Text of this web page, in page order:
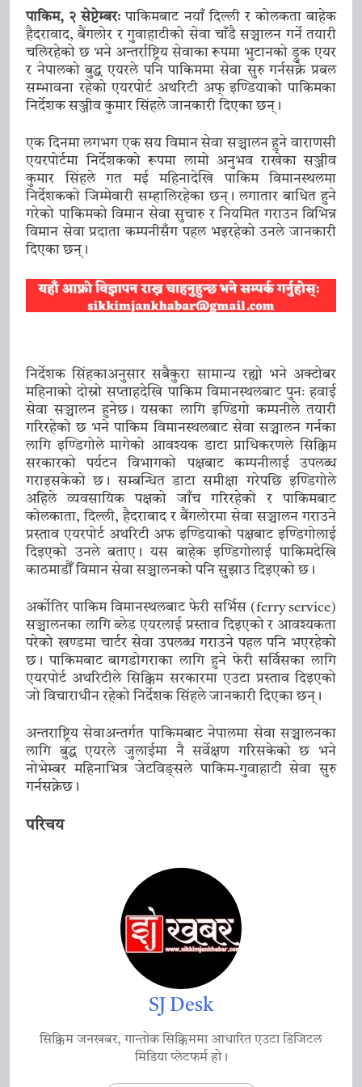
मुख्यमन्त्री प्रेमसिंह तामाङले गरे नयाँ
दिल्लीमा भाजपा राष्ट्रिय कार्यकारी अध्यक्ष
नितिन नवीनसँग भेट
10 January 2026
मुख्यमन्त्री तामाङले गरे केन्द्रीय कानुन
तथा न्याय राज्यमन्त्री अर्जुन राम
मेघवालसँग नयाँ भेट
10 January 2026
पाकिम, २ सेप्टेम्बरः पाकिमबाट नयाँ दिल्ली र कोलकता बाहेक
हैदरावाद, बैंगलोर र गुवाहाटीको सेवा चाँडै सञ्चालन गर्ने तयारी
चलिरहेको छ भने अन्तर्राष्ट्रिय सेवाका रूपमा भुटानको ड्रुक एयर
र नेपालको बुद्ध एयरले पनि पाकिममा सेवा सुरु गर्नसक्ने प्रबल
सम्भावना रहेको एयरपोर्ट अथरिटी अफ् इण्डियाको पाकिमका
निर्देशक सञ्जीव कुमार सिंहले जानकारी दिएका छन्।
एक दिनमा लगभग एक सय विमान सेवा सञ्चालन हुने वाराणसी
एयरपोर्टमा निर्देशकको रूपमा लामो अनुभव राखेका सञ्जीव
कुमार सिंहले गत मई महिनादेखि पाकिम विमानस्थलमा
निर्देशकको जिम्मेवारी सम्हालिरहेका छन्। लगातार बाधित हुने
गरेको पाकिमको विमान सेवा सुचारु र नियमित गराउन विभिन्न
विमान सेवा प्रदाता कम्पनीसँग पहल भइरहेको उनले जानकारी
दिएका छन्।
निर्देशक सिंहकाअनुसार सबैकुरा सामान्य रह्यो भने अक्टोबर
महिनाको दोस्रो सप्ताहदेखि पाकिम विमानस्थलबाट पुनः हवाई
सेवा सञ्चालन हुनेछ। यसका लागि इण्डिगो कम्पनीले तयारी
गरिरहेको छ भने पाकिम विमानस्थलबाट सेवा सञ्चालन गर्नका
लागि इण्डिगोले मागेको आवश्यक डाटा प्राधिकरणले सिक्किम
सरकारको पर्यटन विभागको पक्षबाट कम्पनीलाई उपलब्ध
गराइसकेको छ। सम्बन्धित डाटा समीक्षा गरेपछि इण्डिगोले
अहिले व्यवसायिक पक्षको जाँच गरिरहेको र पाकिमबाट
कोलकाता, दिल्ली, हैदराबाद र बैंगलोरमा सेवा सञ्चालन गराउने
प्रस्ताव एयरपोर्ट अथरिटी अफ इण्डियाको पक्षबाट इण्डिगोलाई
दिइएको उनले बताए। यस बाहेक इण्डिगोलाई पाकिमदेखि
काठमाडौँ विमान सेवा सञ्चालनको पनि सुझाउ दिइएको छ।
अर्कोतिर पाकिम विमानस्थलबाट फेरी सर्भिस (ferry service)
सञ्चालनका लागि ब्लेड एयरलाई प्रस्ताव दिइएको र आवश्यकता
परेको खण्डमा चार्टर सेवा उपलब्ध गराउने पहल पनि भएरहेको
छ। पाकिमबाट बागडोगराका लागि हुने फेरी सर्विसका लागि
एयरपोर्ट अथरिटीले सिक्किम सरकारमा एउटा प्रस्ताव दिइएको
जो विचाराधीन रहेको निर्देशक सिंहले जानकारी दिएका छन्।
अन्तराष्ट्रिय सेवाअन्तर्गत पाकिमबाट नेपालमा सेवा सञ्चालनका
लागि बुद्ध एयरले जुलाईमा नै सर्वेक्षण गरिसकेको छ भने
नोभेम्बर महिनाभित्र जेटविङ्सले पाकिम-गुवाहाटी सेवा सुरु
गर्नसक्नेछ।
परिचय
SJ Desk
सिक्किम जनखबर, गान्तोक सिक्किममा आधारित एउटा डिजिटल
मिडिया प्लेटफर्म हो।